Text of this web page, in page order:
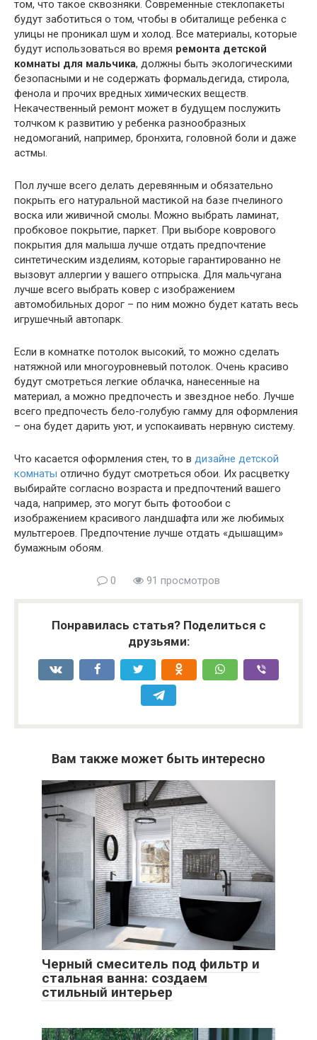
том, что такое сквозняки. Современные стеклопакеты
будут заботиться о том, чтобы в обиталище ребенка с
улицы не проникал шум и холод. Все материалы, которые
будут использоваться во время ремонта детской
комнаты для мальчика, должны быть экологическими
безопасными и не содержать формальдегида, стирола,
фенола и прочих вредных химических веществ.
Некачественный ремонт может в будущем послужить
толчком к развитию у ребенка разнообразных
недомоганий, например, бронхита, головной боли и даже
астмы.
Пол лучше всего делать деревянным и обязательно
покрыть его натуральной мастикой на базе пчелиного
воска или живичной смолы. Можно выбрать ламинат,
пробковое покрытие, паркет. При выборе коврового
покрытия для малыша лучше отдать предпочтение
синтетическим изделиям, которые гарантированно не
вызовут аллергии у вашего отпрыска. Для мальчугана
лучше всего выбрать ковер с изображением
автомобильных дорог – по ним можно будет катать весь
игрушечный автопарк.
Если в комнатке потолок высокий, то можно сделать
натяжной или многоуровневый потолок. Очень красиво
будут смотреться легкие облачка, нанесенные на
материал, а можно предпочесть и звездное небо. Лучше
всего предпочесть бело-голубую гамму для оформления
– она будет дарить уют, и успокаивать нервную систему.
Что касается оформления стен, то в дизайне детской
комнаты отлично будут смотреться обои. Их расцветку
выбирайте согласно возраста и предпочтений вашего
чада, например, это могут быть фотообои с
изображением красивого ландшафта или же любимых
мультгероев. Предпочтение лучше отдать «дышащим»
бумажным обоям.
0 91 просмотров
Понравилась статья? Поделиться с
друзьями:
Вам также может быть интересно
Черный смеситель под фильтр и
стальная ванна: создаем
стильный интерьер